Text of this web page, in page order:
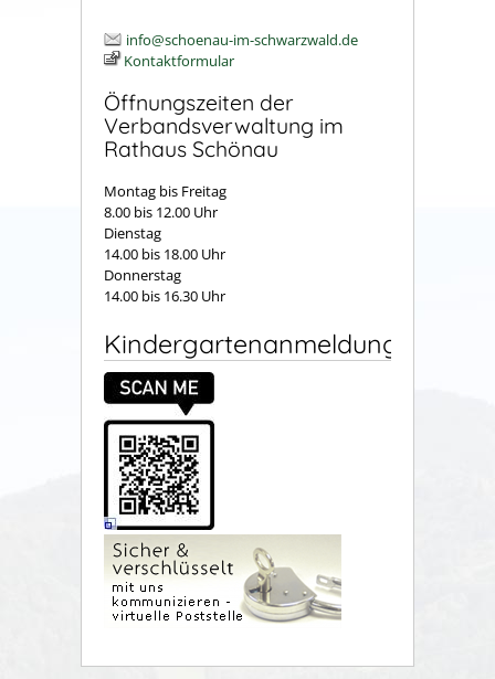
info@schoenau-im-schwarzwald.de
Kontaktformular
Öffnungszeiten der
Verbandsverwaltung im
Rathaus Schönau
Montag bis Freitag
8.00 bis 12.00 Uhr
Dienstag
14.00 bis 18.00 Uhr
Donnerstag
14.00 bis 16.30 Uhr
Kindergartenanmeldung